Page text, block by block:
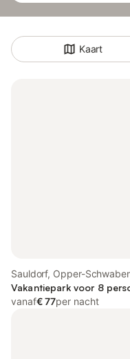
Kaart
Sauldorf, Opper-
Vakantiepark voor 8
vanaf€ 77per nacht